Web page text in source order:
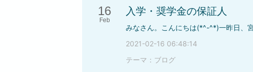
16
Feb
入学・奨学金の保証人
2021-02-16 06:48:14
テーマ： ブログ